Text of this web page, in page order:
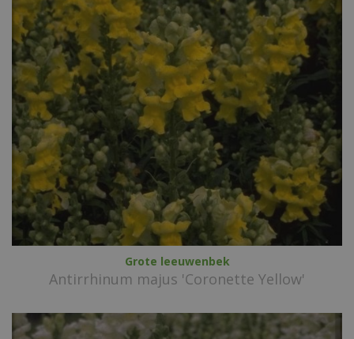
Grote leeuwenbek
Antirrhinum majus 'Coronette Yellow'